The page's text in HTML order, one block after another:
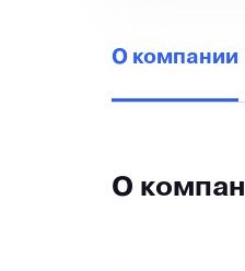
О компании
О